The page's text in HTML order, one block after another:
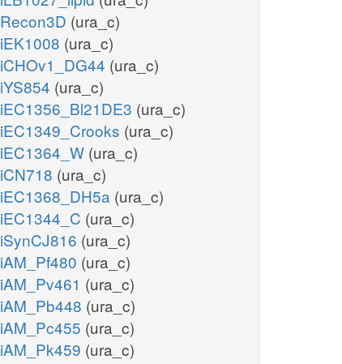
Recon3D (ura_c)
iEK1008 (ura_c)
iCHOv1_DG44 (ura_c)
iYS854 (ura_c)
iEC1356_Bl21DE3 (ura_c)
iEC1349_Crooks (ura_c)
iEC1364_W (ura_c)
iCN718 (ura_c)
iEC1368_DH5a (ura_c)
iEC1344_C (ura_c)
iSynCJ816 (ura_c)
iAM_Pf480 (ura_c)
iAM_Pv461 (ura_c)
iAM_Pb448 (ura_c)
iAM_Pc455 (ura_c)
iAM_Pk459 (ura_c)